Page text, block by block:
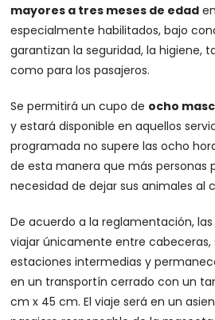
mayores a tres meses de edad
especialmente habilitados, bajo
garantizan la seguridad, la higiene,
como para los pasajeros.
Se permitirá un cupo de ocho
y estará disponible en aquellos
programada no supere las ocho
de esta manera que más personas
necesidad de dejar sus animales al
De acuerdo a la reglamentación,
viajar únicamente entre cabeceras,
estaciones intermedias y
en un transportín cerrado con un
cm x 45 cm. El viaje será en un